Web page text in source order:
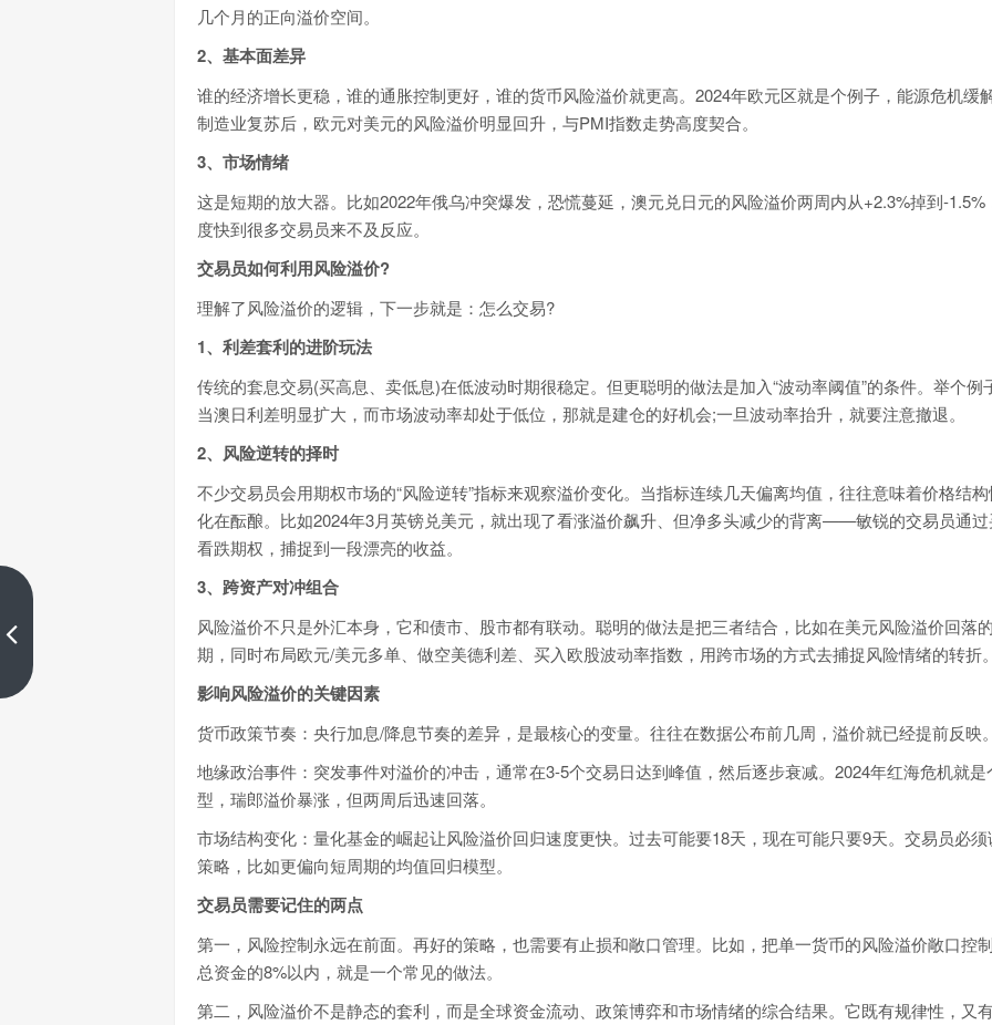
场概率游戏
上一篇
几个月的正向溢价空间。
2、基本面差异
谁的经济增长更稳，谁的通胀控制更好，谁的货币风险溢价就更高。2024年欧元区就是个例子，能源危机缓解
制造业复苏后，欧元对美元的风险溢价明显回升，与PMI指数走势高度契合。
3、市场情绪
这是短期的放大器。比如2022年俄乌冲突爆发，恐慌蔓延，澳元兑日元的风险溢价两周内从+2.3%掉到-1.5%
度快到很多交易员来不及反应。
交易员如何利用风险溢价?
理解了风险溢价的逻辑，下一步就是：怎么交易?
1、利差套利的进阶玩法
传统的套息交易(买高息、卖低息)在低波动时期很稳定。但更聪明的做法是加入“波动率阈值”的条件。举个例
当澳日利差明显扩大，而市场波动率却处于低位，那就是建仓的好机会;一旦波动率抬升，就要注意撤退。
2、风险逆转的择时
不少交易员会用期权市场的“风险逆转”指标来观察溢价变化。当指标连续几天偏离均值，往往意味着价格结
化在酝酿。比如2024年3月英镑兑美元，就出现了看涨溢价飙升、但净多头减少的背离——敏锐的交易员通过
看跌期权，捕捉到一段漂亮的收益。
3、跨资产对冲组合
风险溢价不只是外汇本身，它和债市、股市都有联动。聪明的做法是把三者结合，比如在美元风险溢价回落
期，同时布局欧元/美元多单、做空美德利差、买入欧股波动率指数，用跨市场的方式去捕捉风险情绪的转折。
影响风险溢价的关键因素
货币政策节奏：央行加息/降息节奏的差异，是最核心的变量。往往在数据公布前几周，溢价就已经提前反映。
地缘政治事件：突发事件对溢价的冲击，通常在3-5个交易日达到峰值，然后逐步衰减。2024年红海危机就是
型，瑞郎溢价暴涨，但两周后迅速回落。
市场结构变化：量化基金的崛起让风险溢价回归速度更快。过去可能要18天，现在可能只要9天。交易员必须
策略，比如更偏向短周期的均值回归模型。
交易员需要记住的两点
第一，风险控制永远在前面。再好的策略，也需要有止损和敞口管理。比如，把单一货币的风险溢价敞口控
总资金的8%以内，就是一个常见的做法。
第二，风险溢价不是静态的套利，而是全球资金流动、政策博弈和市场情绪的综合结果。它既有规律性，又